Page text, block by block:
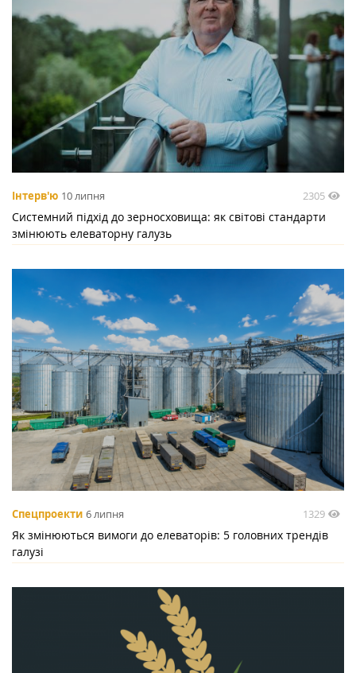
Інтерв'ю 10 липня 2305
Системний підхід до зерносховища: як світові стандарти
змінюють елеваторну галузь
Спецпроекти 6 липня 1329
Як змінюються вимоги до елеваторів: 5 головних трендів
галузі